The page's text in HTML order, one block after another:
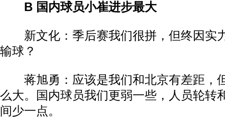
B 国内球员小崔进步最大
新文化：季后赛我们很拼，但终因实
输球？
蒋旭勇：应该是我们和北京有差距，
么大。国内球员我们更弱一些，人员轮转
间少一点。